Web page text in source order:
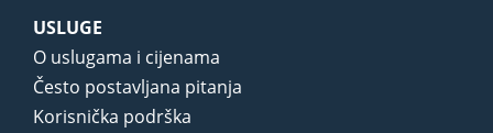
USLUGE
O uslugama i cijenama
Često postavljana pitanja
Korisnička podrška